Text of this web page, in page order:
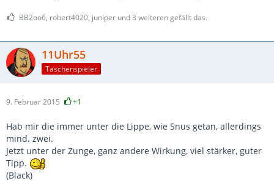
BB2oo6, robert4020, juniper und 3 weiteren gefällt das.
11Uhr55
Taschenspieler
9. Februar 2015 +1
Hab mir die immer unter die Lippe, wie Snus getan, allerdings
mind. zwei.
Jetzt unter der Zunge, ganz andere Wirkung, viel stärker, guter
Tipp.
(Black)